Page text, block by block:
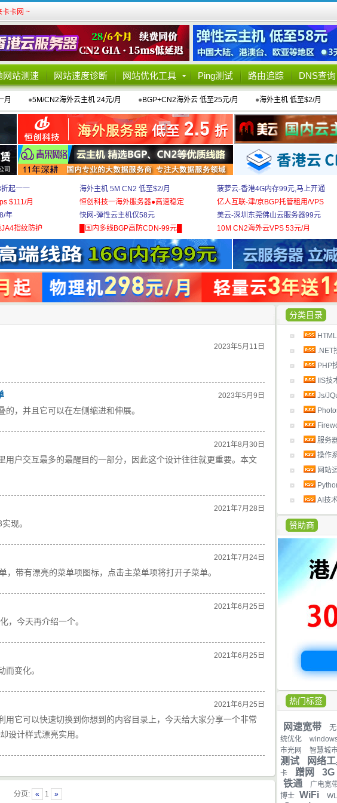
卡卡网 ~
网站测速 网站速度诊断 网站优化工具 Ping测试 路由追踪 DNS查询
月 ●5M/CN2海外云主机 24元/月 ●BGP+CN2海外云 低至25元/月 ●海外主机 低至$2/月
起一一
$111/月
年
JA4指纹防护
海外主机 5M CN2 低至$2/月
恒创科技一海外服务器●高速稳定
快网-弹性云主机仅58元
█国内多线BGP高防CDN-99元█
菠萝云-香港4G内存99元,马上开通
亿人互联-津/京BGP托管租用/VPS
美云-深圳东莞佛山云服务器99元
10M CN2海外云VPS 53元/月
分类目录
.NET
PHP
IIS技
Js/
服务
操作
网站
AI技
赞助商
热门标签
网速宽带
统优化
市光网
智慧城
测试
网络
卡
蹭网 3G
铁通 广电宽
博士 WiFi
2023年5月11日
2023年5月9日
，并且它可以在左侧缩进和伸展。
2021年8月30日
户交互最多的最醒目的一部分，因此这个设计往往就更重要。本文
2021年7月28日
现。
2021年7月24日
带有漂亮的菜单项图标，点击主菜单项将打开子菜单。
2021年6月25日
，今天再介绍一个。
2021年6月25日
变化。
2021年6月25日
它可以快速切换到你想到的内容目录上，今天给大家分享一个非常
设计样式漂亮实用。
分页: « 1 »